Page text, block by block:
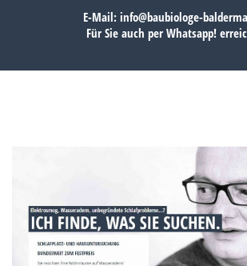
E-Mail: info@baubiologe-
Für Sie auch per Whatsapp!